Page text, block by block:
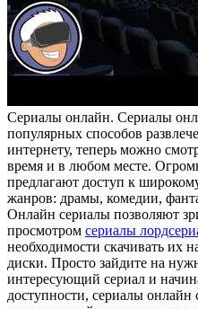
Сeриaлы oнлaйн. Сeриaлы
популярных способов
интернету, теперь можно
время и в любом месте.
предлагают доступ к
жанров: драмы, комедии,
Онлайн сериалы позволяют
просмотром сериалы
необходимости скачивать их
диски. Просто зайдите на
интересующий сериал и
доступности, сериалы онлайн